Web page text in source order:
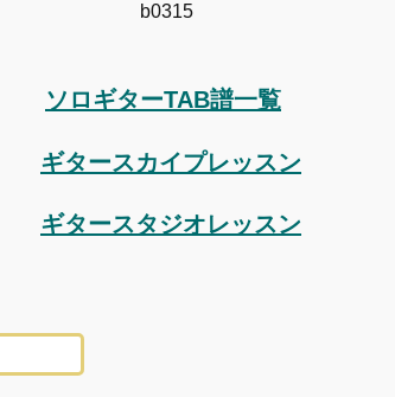
b0315
ソロギターTAB譜一覧
​ギタースカイプレッスン
​ギタースタジオレッスン